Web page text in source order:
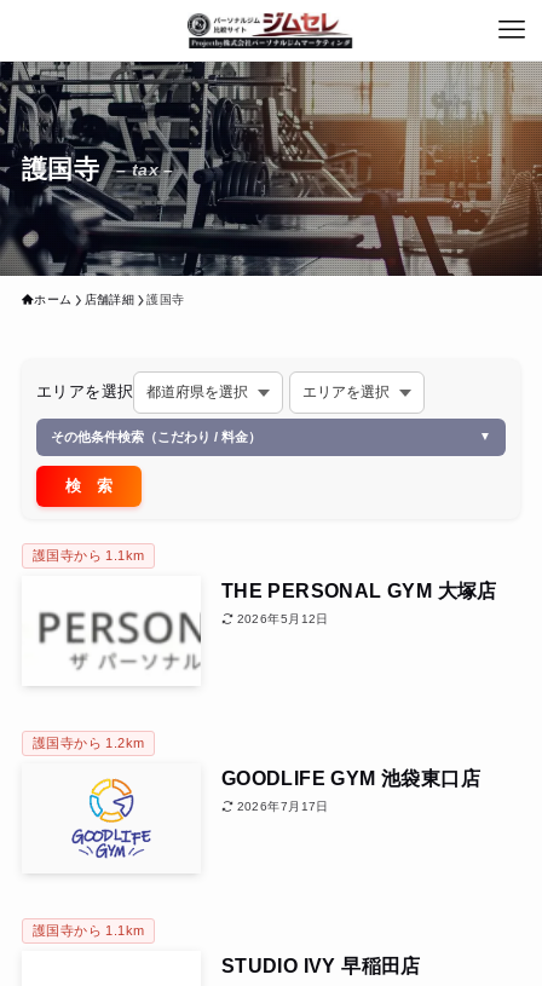
護国寺 – tax –
ホーム 店舗詳細 護国寺
エリアを選択
その他条件検索（こだわり / 料金） ▼
護国寺から 1.1km
THE PERSONAL GYM 大塚店
2026年5月12日
護国寺から 1.2km
GOODLIFE GYM 池袋東口店
2026年7月17日
護国寺から 1.1km
STUDIO IVY 早稲田店